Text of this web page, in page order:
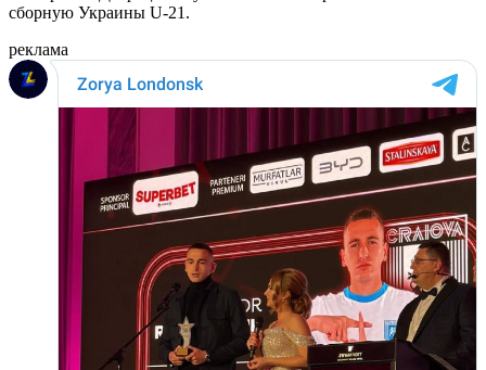
сборную Украины U-21.
реклама